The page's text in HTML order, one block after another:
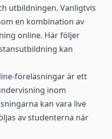
utbildningen. Vanligtvis
en kombination av
online. Här följer
kan
föreläsningar är ett
inom
kan vara live
av studenterna när